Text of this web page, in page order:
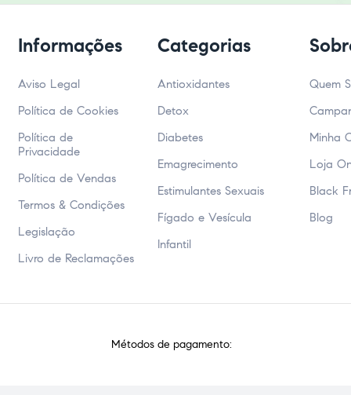
Informações
Aviso Legal
Política de Cookies
Política de
Privacidade
Política de Vendas
Termos & Condições
Legislação
Livro de Reclamações
Categorias
Antioxidantes
Detox
Diabetes
Emagrecimento
Estimulantes Sexuais
Fígado e Vesícula
Infantil
Quem
Minha
Loja
Black
Blog
Métodos de pagamento: